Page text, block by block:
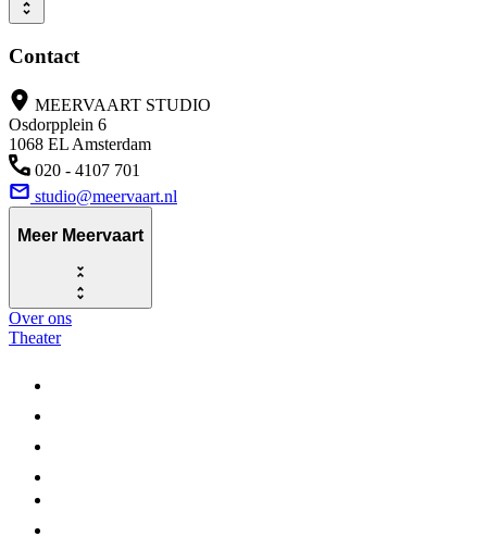
Contact
MEERVAART STUDIO
Osdorpplein 6
1068 EL Amsterdam
020 - 4107 701
studio@meervaart.nl
Meer Meervaart
Over ons
Theater